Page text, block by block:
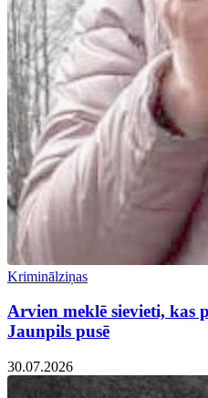
Kriminālziņas
Arvien meklē sievieti, kas
Jaunpils pusē
30.07.2026